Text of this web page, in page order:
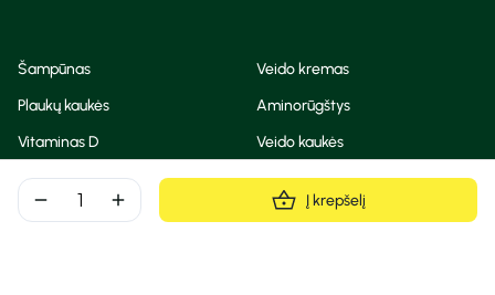
remove add Į krepšelį
Šampūnas
Veido kremas
Plaukų kaukės
Aminorūgštys
Vitaminas D
Veido kaukės
Korėjietiška kosmetika
Eteriniai aliejai
Dezodorantas
BB ir CC kremas